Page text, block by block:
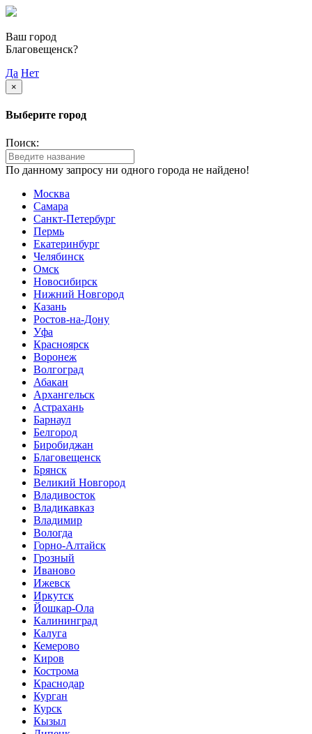
Ваш город
Благовещенск?
Да Нет
×
Выберите город
Поиск:
По данному запросу ни одного города не найдено!
Москва
Самара
Санкт-Петербург
Пермь
Екатеринбург
Челябинск
Омск
Новосибирск
Нижний Новгород
Казань
Ростов-на-Дону
Уфа
Красноярск
Воронеж
Волгоград
Абакан
Архангельск
Астрахань
Барнаул
Белгород
Биробиджан
Благовещенск
Брянск
Великий Новгород
Владивосток
Владикавказ
Владимир
Вологда
Горно-Алтайск
Грозный
Иваново
Ижевск
Иркутск
Йошкар-Ола
Калининград
Калуга
Кемерово
Киров
Кострома
Краснодар
Курган
Курск
Кызыл